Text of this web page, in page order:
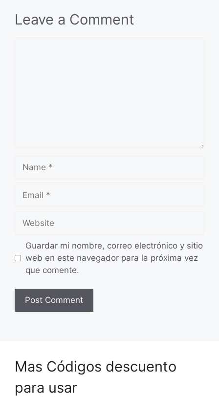
Leave a Comment
Guardar mi nombre, correo electrónico y sitio
web en este navegador para la próxima vez
que comente.
Mas Códigos descuento
para usar